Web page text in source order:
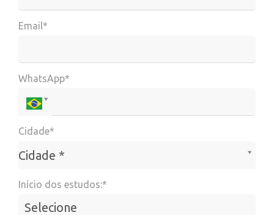
Email*
WhatsApp*
Cidade*
Cidade *
Cidade*
Início dos estudos:*